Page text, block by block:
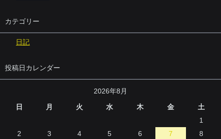
カテゴリー
日記
投稿日カレンダー
2026年8月
日
月 火 水 木 金
土
1
2
3 4 5 6 7 8